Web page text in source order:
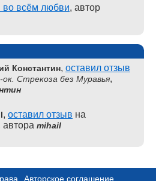
всём любви, автор
Константин, оставил отзыв
Стрекоза без Муравья,
, оставил отзыв на
автора mihail
Авторское соглашение